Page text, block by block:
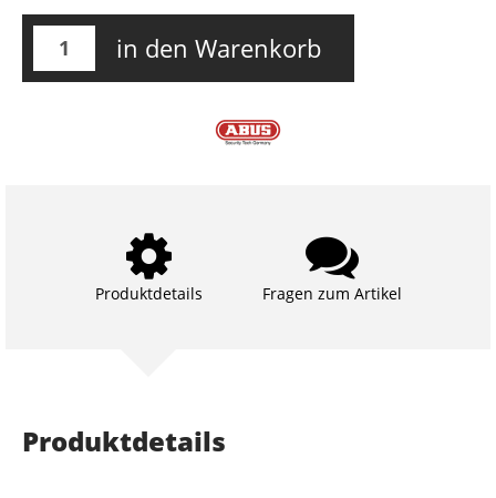
in den Warenkorb
Produktdetails Fragen zum Artikel
Produktdetails